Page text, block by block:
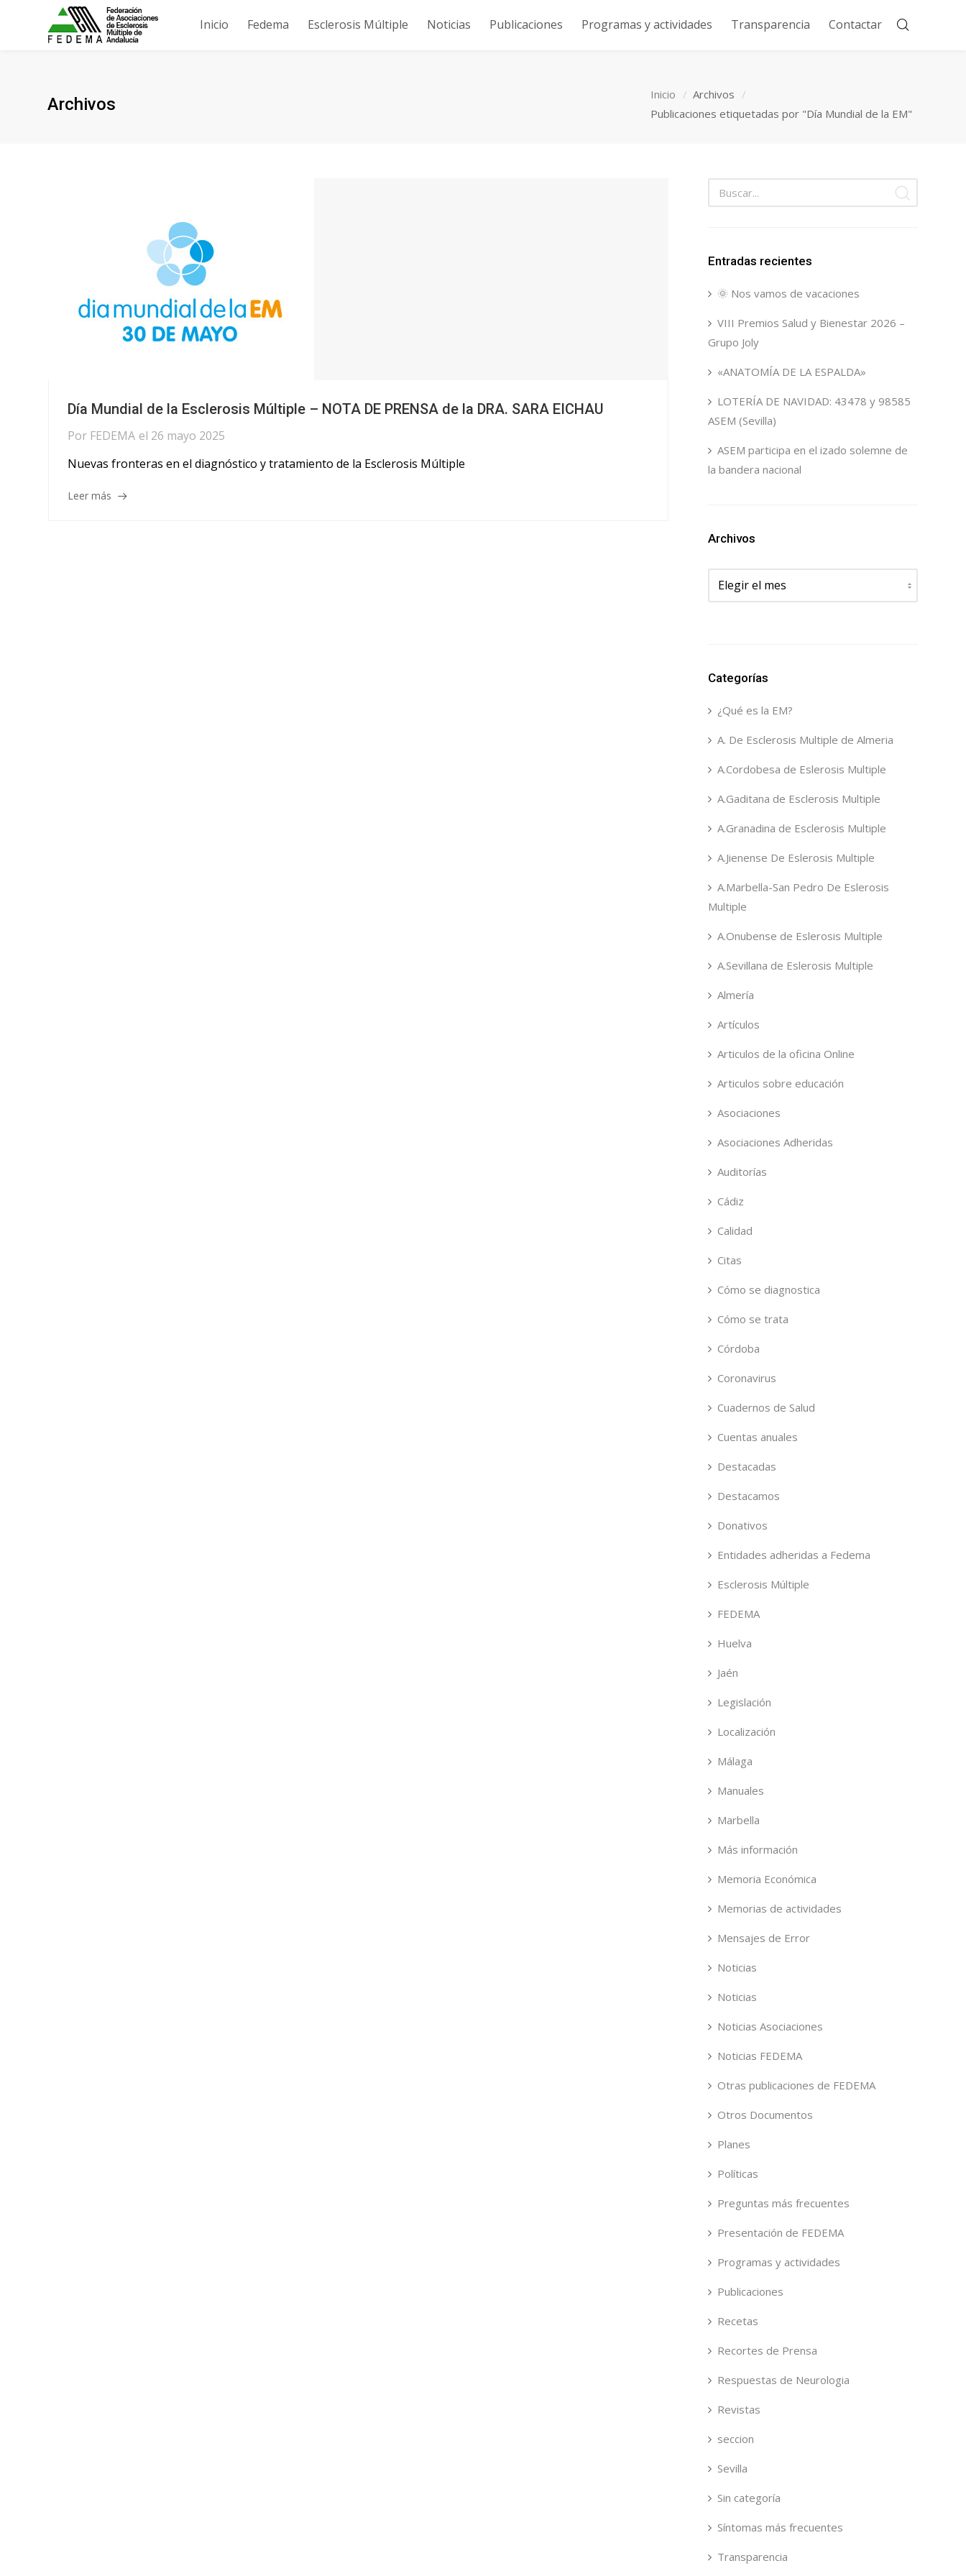
Inicio Fedema Esclerosis Múltiple Noticias Publicaciones Programas y actividades Transparencia Contactar
Archivos Inicio
Archivos
Publicaciones etiquetadas por "Día Mundial de la EM"
Día Mundial de la Esclerosis Múltiple – NOTA DE PRENSA de la DRA. SARA EICHAU
Por FEDEMA el 26 mayo 2025
Nuevas fronteras en el diagnóstico y tratamiento de la Esclerosis Múltiple
Leer más
Entradas recientes
🌞 Nos vamos de vacaciones
VIII Premios Salud y Bienestar 2026 –
Grupo Joly
«ANATOMÍA DE LA ESPALDA»
LOTERÍA DE NAVIDAD: 43478 y 98585
ASEM (Sevilla)
ASEM participa en el izado solemne de
la bandera nacional
Archivos
Archivos
Categorías
¿Qué es la EM?
A. De Esclerosis Multiple de Almeria
A.Cordobesa de Eslerosis Multiple
A.Gaditana de Esclerosis Multiple
A.Granadina de Esclerosis Multiple
A.Jienense De Eslerosis Multiple
A.Marbella-San Pedro De Eslerosis
Multiple
A.Onubense de Eslerosis Multiple
A.Sevillana de Eslerosis Multiple
Almería
Artículos
Articulos de la oficina Online
Articulos sobre educación
Asociaciones
Asociaciones Adheridas
Auditorías
Cádiz
Calidad
Citas
Cómo se diagnostica
Cómo se trata
Córdoba
Coronavirus
Cuadernos de Salud
Cuentas anuales
Destacadas
Destacamos
Donativos
Entidades adheridas a Fedema
Esclerosis Múltiple
FEDEMA
Huelva
Jaén
Legislación
Localización
Málaga
Manuales
Marbella
Más información
Memoria Económica
Memorias de actividades
Mensajes de Error
Noticias
Noticias
Noticias Asociaciones
Noticias FEDEMA
Otras publicaciones de FEDEMA
Otros Documentos
Planes
Políticas
Preguntas más frecuentes
Presentación de FEDEMA
Programas y actividades
Publicaciones
Recetas
Recortes de Prensa
Respuestas de Neurologia
Revistas
seccion
Sevilla
Sin categoría
Síntomas más frecuentes
Transparencia